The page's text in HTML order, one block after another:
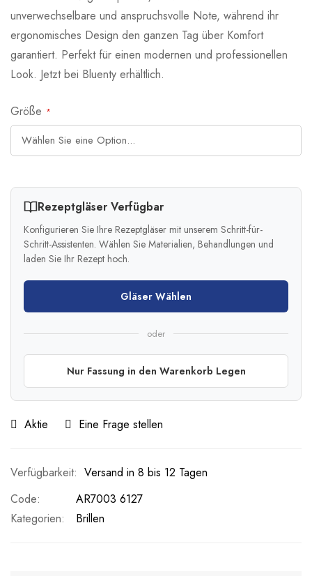
unverwechselbare und anspruchsvolle Note, während ihr
ergonomisches Design den ganzen Tag über Komfort
garantiert. Perfekt für einen modernen und professionellen
Look. Jetzt bei Bluenty erhältlich.
Größe
Rezeptgläser Verfügbar
Konfigurieren Sie Ihre Rezeptgläser mit unserem Schritt-für-
Schritt-Assistenten. Wählen Sie Materialien, Behandlungen und
laden Sie Ihr Rezept hoch.
Gläser Wählen
oder
Nur Fassung in den Warenkorb Legen
Aktie Eine Frage stellen
Versand in 8 bis 12 Tagen
Code
AR7003 6127
Kategorien:
Brillen